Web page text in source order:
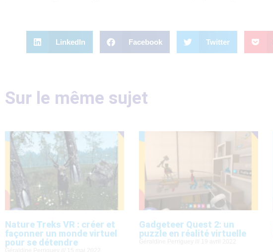
LinkedIn Facebook Twitter
Sur le même sujet
Nature Treks VR : créer et
façonner un monde virtuel
pour se détendre
Gadgeteer Quest 2: un
puzzle en réalité virtuelle